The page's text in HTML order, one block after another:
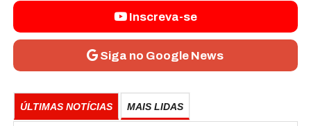
Inscreva-se
Siga no Google News
ÚLTIMAS NOTÍCIAS MAIS LIDAS